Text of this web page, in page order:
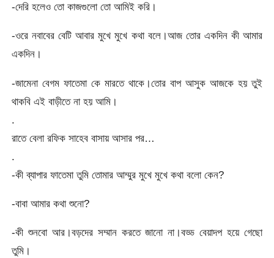
-দেরি হলেও তো কাজগুলো তো আমিই করি।
-ওরে নবাবের বেটি আবার মুখে মুখে কথা বলে।আজ তোর একদিন কী আমার
একদিন।
-জামেনা বেগম ফাতেমা কে মারতে থাকে।তোর বাপ আসুক আজকে হয় তুই
থাকবি এই বাড়ীতে না হয় আমি।
.
রাতে বেলা রফিক সাহেব বাসায় আসার পর…
.
-কী ব্যাপার ফাতেমা তুমি তোমার আম্মুর মুখে মুখে কথা বলো কেন?
-বাবা আমার কথা শুনো?
-কী শুনবো আর।বড়দের সম্মান করতে জানো না।বড্ড বেয়াদপ হয়ে গেছো
তুমি।